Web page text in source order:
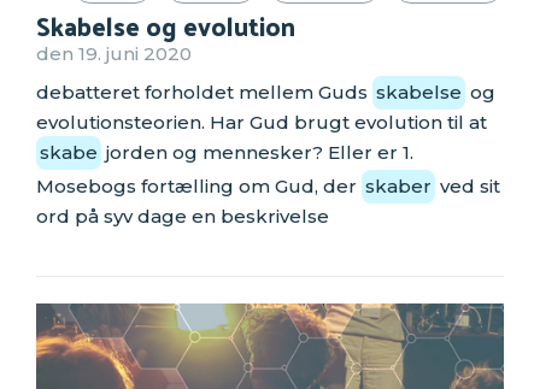
Skabelse og evolution
den 19. juni 2020
debatteret forholdet mellem Guds skabelse og
evolutionsteorien. Har Gud brugt evolution til at
skabe jorden og mennesker? Eller er 1.
Mosebogs fortælling om Gud, der skaber ved sit
ord på syv dage en beskrivelse